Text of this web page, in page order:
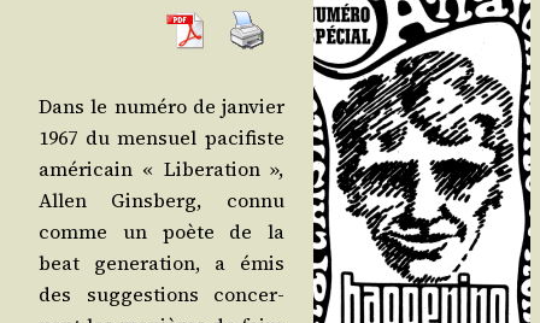
Dans le numé­ro de jan­vier
1967 du men­suel paci­fiste
amé­ri­cain « Libe­ra­tion »,
Allen Gins­berg, connu
comme un poète de la
beat gene­ra­tion, a émis
des sug­ges­tions concer­